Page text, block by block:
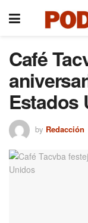
Café
Estados
by Redacción